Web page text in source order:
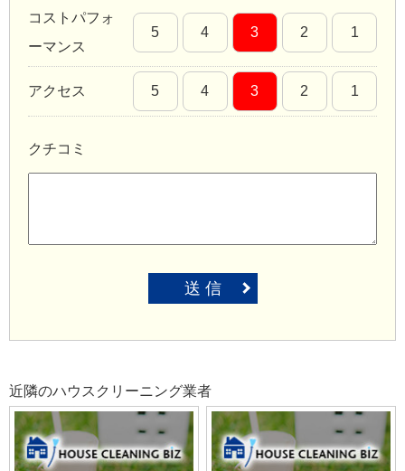
コストパフォ
ーマンス
5 4 3 2 1
アクセス 5 4 3 2 1
クチコミ
送 信
近隣のハウスクリーニング業者